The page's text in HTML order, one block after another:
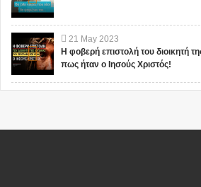
21 May 2023
Η φοβερή επιστολή του διοικητή
πως ήταν ο Ιησούς Χριστός!